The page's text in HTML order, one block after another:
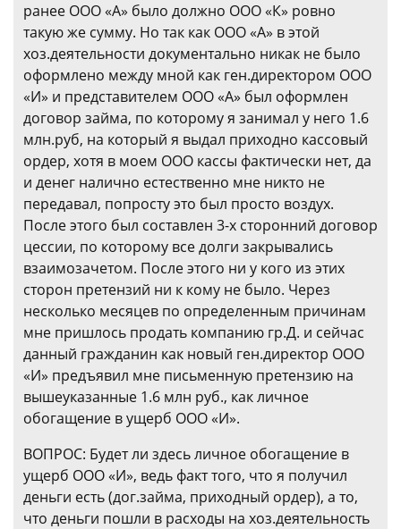
ранее ООО «А» было должно ООО «К» ровно
такую же сумму. Но так как ООО «А» в этой
хоз.деятельности документально никак не было
оформлено между мной как ген.директором ООО
«И» и представителем ООО «А» был оформлен
договор займа, по которому я занимал у него 1.6
млн.руб, на который я выдал приходно кассовый
ордер, хотя в моем ООО кассы фактически нет, да
и денег налично естественно мне никто не
передавал, попросту это был просто воздух.
После этого был составлен 3-х сторонний договор
цессии, по которому все долги закрывались
взаимозачетом. После этого ни у кого из этих
сторон претензий ни к кому не было. Через
несколько месяцев по определенным причинам
мне пришлось продать компанию гр.Д. и сейчас
данный гражданин как новый ген.директор ООО
«И» предъявил мне письменную претензию на
вышеуказанные 1.6 млн руб., как личное
обогащение в ущерб ООО «И».
ВОПРОС: Будет ли здесь личное обогащение в
ущерб ООО «И», ведь факт того, что я получил
деньги есть (дог.займа, приходный ордер), а то,
что деньги пошли в расходы на хоз.деятельность